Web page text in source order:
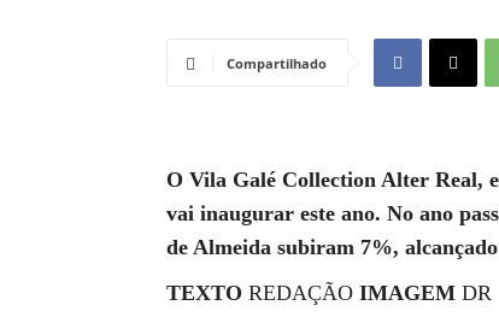
Compartilhado
O Vila Galé Collection Alter Real,
vai inaugurar este ano. No ano
de Almeida subiram 7%,
TEXTO REDAÇÃO IMAGEM DR